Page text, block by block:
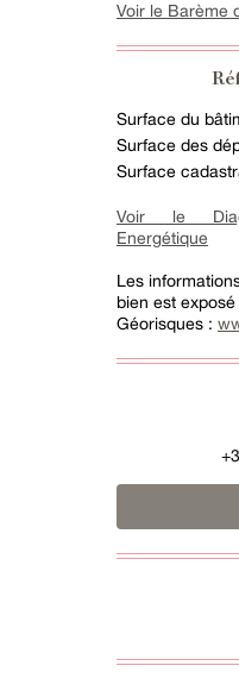
Voir le Barème
Surface du
Surface des
Surface
Voir le
Energétique
Les
bien est
Géorisques :